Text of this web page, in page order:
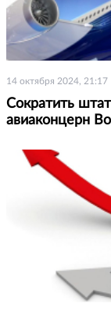
14 октября 2024, 21:17
Сократить
авиаконцерн